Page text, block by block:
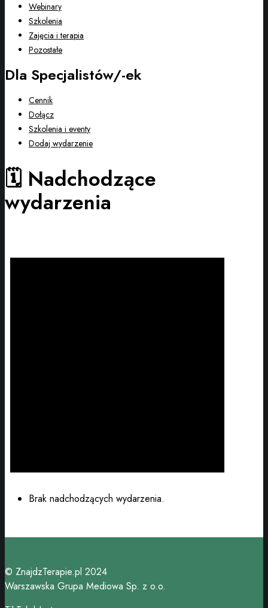
Webinary
Szkolenia
Zajęcia i terapia
Pozostałe
Dla Specjalistów/-ek
Cennik
Dołącz
Szkolenia i eventy
Dodaj wydarzenie
🗓️ Nadchodzące
wydarzenia
Brak nadchodzących wydarzenia.
© ZnajdzTerapie.pl 2024
Warszawska Grupa Mediowa Sp. z o.o.